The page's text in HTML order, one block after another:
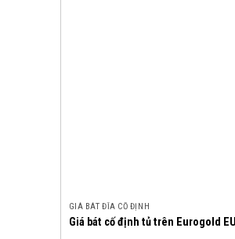
GIÁ BÁT ĐĨA CỐ ĐỊNH
Giá bát cố định tủ trên Eurogold